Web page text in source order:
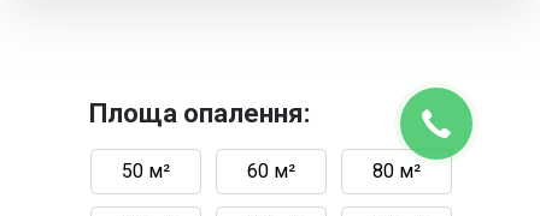
50 м² 60 м² 80 м²
Площа опалення: